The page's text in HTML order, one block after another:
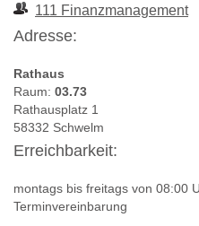
111 Finanzmanagement
Adresse:
Rathaus
Raum: 03.73
Rathausplatz 1
58332 Schwelm
Erreichbarkeit:
montags bis freitags von 08:00
Terminvereinbarung